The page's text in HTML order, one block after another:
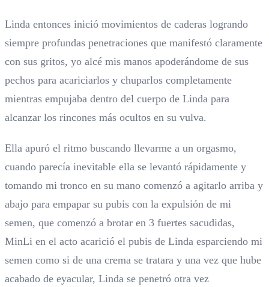
Linda entonces inició movimientos de caderas logrando
siempre profundas penetraciones que manifestó claramente
con sus gritos, yo alcé mis manos apoderándome de sus
pechos para acariciarlos y chuparlos completamente
mientras empujaba dentro del cuerpo de Linda para
alcanzar los rincones más ocultos en su vulva.
Ella apuró el ritmo buscando llevarme a un orgasmo,
cuando parecía inevitable ella se levantó rápidamente y
tomando mi tronco en su mano comenzó a agitarlo arriba y
abajo para empapar su pubis con la expulsión de mi
semen, que comenzó a brotar en 3 fuertes sacudidas,
MinLi en el acto acarició el pubis de Linda esparciendo mi
semen como si de una crema se tratara y una vez que hube
acabado de eyacular, Linda se penetró otra vez